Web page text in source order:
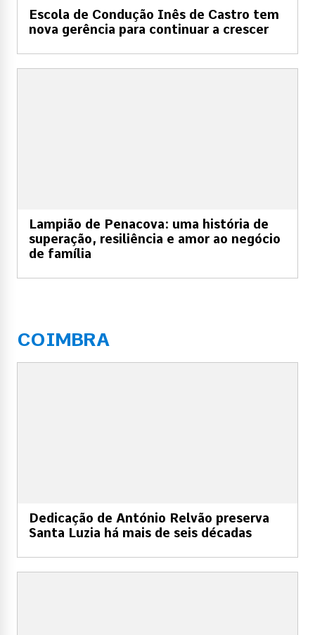
Escola de Condução Inês de Castro tem
nova gerência para continuar a crescer
Lampião de Penacova: uma história de
superação, resiliência e amor ao negócio
de família
COIMBRA
Dedicação de António Relvão preserva
Santa Luzia há mais de seis décadas